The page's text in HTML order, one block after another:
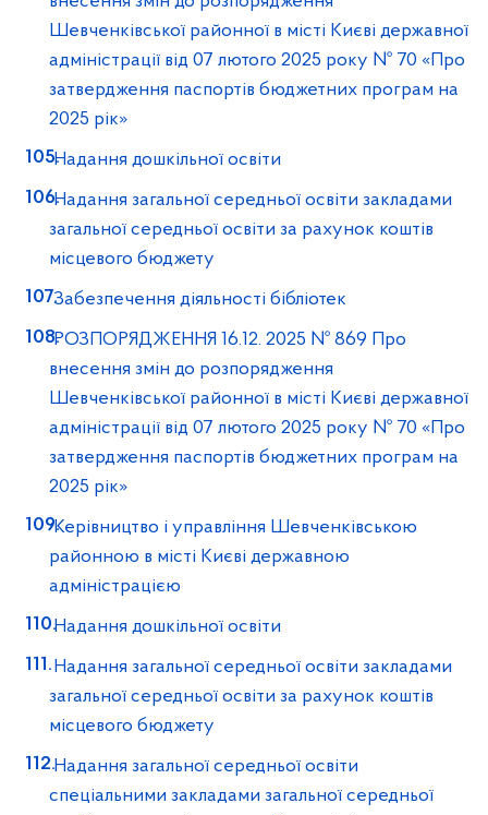
Шевченківської районної в місті Києві державної
адміністрації від 07 лютого 2025 року № 70 «Про
затвердження паспортів бюджетних програм на
2025 рік»
Надання дошкільної освіти
Надання загальної середньої освіти закладами
загальної середньої освіти за рахунок коштів
місцевого бюджету
Забезпечення діяльності бібліотек
РОЗПОРЯДЖЕННЯ 16.12. 2025 № 869 Про
внесення змін до розпорядження
Шевченківської районної в місті Києві державної
адміністрації від 07 лютого 2025 року № 70 «Про
затвердження паспортів бюджетних програм на
2025 рік»
Керівництво і управління Шевченківською
районною в місті Києві державною
адміністрацією
Надання дошкільної освіти
Надання загальної середньої освіти закладами
загальної середньої освіти за рахунок коштів
місцевого бюджету
Надання загальної середньої освіти
спеціальними закладами загальної середньої